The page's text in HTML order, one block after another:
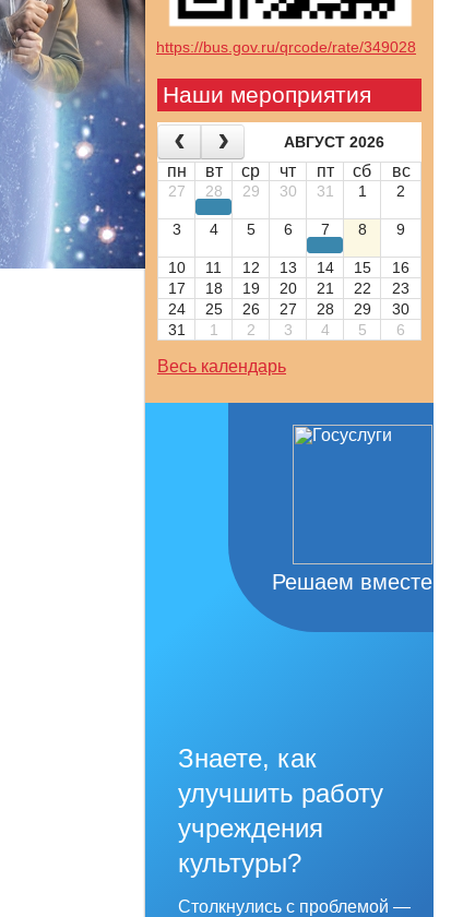
https://bus.gov.ru/qrcode/rate/349028
Наши мероприятия
АВГУСТ 2026
пн вт ср чт пт сб вс
27 28 29 30 31 1 2
3 4 5 6 7 8 9
10 11 12 13 14 15
16
17
18 19 20 21 22
23
24
25 26 27 28 29
30
31
1 2 3 4 5 6
Весь календарь
Решаем вместе
Знаете, как
улучшить работу
учреждения
культуры?
Столкнулись с проблемой —